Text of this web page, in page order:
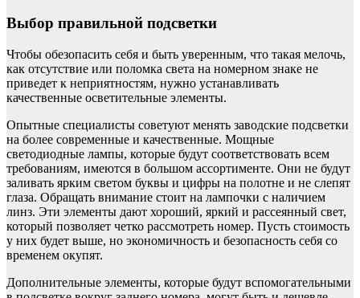
Выбор правильной подсветки
Чтобы обезопасить себя и быть уверенным, что такая мелочь,
как отсутствие или поломка света на номерном знаке не
приведет к неприятностям, нужно устанавливать
качественные осветительные элементы.
Опытные специалисты советуют менять заводские подсветки
на более современные и качественные. Мощные
светодиодные лампы, которые будут соответствовать всем
требованиям, имеются в большом ассортименте. Они не будут
заливать ярким светом буквы и цифры на полотне и не слепят
глаза. Обращать внимание стоит на лампочки с наличием
линз. Эти элементы дают хороший, яркий и рассеянный свет,
который позволяет четко рассмотреть номер. Пусть стоимость
у них будет выше, но экономичность и безопасность себя со
временем окупят.
Дополнительные элементы, которые будут вспомогательными